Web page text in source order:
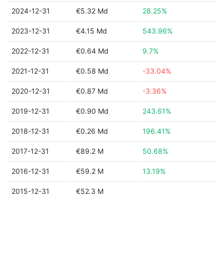
2024-12-31 €5.32 Md 28.25%
2023-12-31 €4.15 Md 543.96%
2022-12-31 €0.64 Md 9.7%
2021-12-31 €0.58 Md -33.04%
2020-12-31 €0.87 Md -3.36%
2019-12-31 €0.90 Md 243.61%
2018-12-31 €0.26 Md 196.41%
2017-12-31 €89.2 M 50.68%
2016-12-31 €59.2 M 13.19%
2015-12-31 €52.3 M